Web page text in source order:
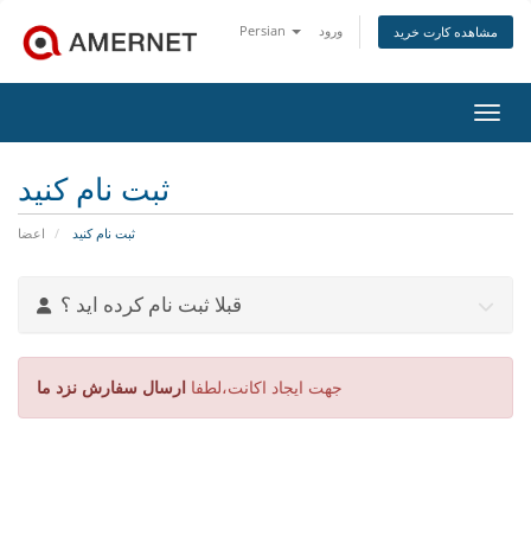
Persian ورود مشاهده کارت خرید
ثبت نام کنید
اعضا ثبت نام کنید
قبلا ثبت نام کرده اید ؟
جهت ایجاد اکانت،لطفا ارسال سفارش نزد ما